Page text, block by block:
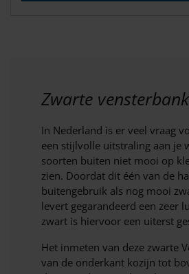
Zwarte
In Nederland is er veel vraag
een stijlvolle uitstraling aan je
soorten buiten niet mooi op
zien. Doordat dit één van de
buitengebruik als nog mooi
levert gegarandeerd een zeer
zwart is hiervoor een uiterst
Het inmeten van deze zwarte
van de onderkant kozijn tot